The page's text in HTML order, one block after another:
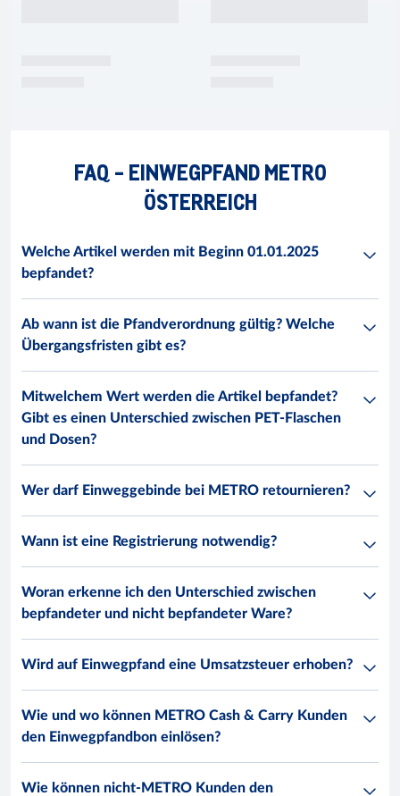
FAQ - EINWEGPFAND METRO
ÖSTERREICH
Welche Artikel werden mit Beginn 01.01.2025
bepfandet?
Ab wann ist die Pfandverordnung gültig? Welche
Übergangsfristen gibt es?
Mitwelchem Wert werden die Artikel bepfandet?
Gibt es einen Unterschied zwischen PET-Flaschen
und Dosen?
Wer darf Einweggebinde bei METRO retournieren?
Wann ist eine Registrierung notwendig?
Woran erkenne ich den Unterschied zwischen
bepfandeter und nicht bepfandeter Ware?
Wird auf Einwegpfand eine Umsatzsteuer erhoben?
Wie und wo können METRO Cash & Carry Kunden
den Einwegpfandbon einlösen?
Wie können nicht-METRO Kunden den